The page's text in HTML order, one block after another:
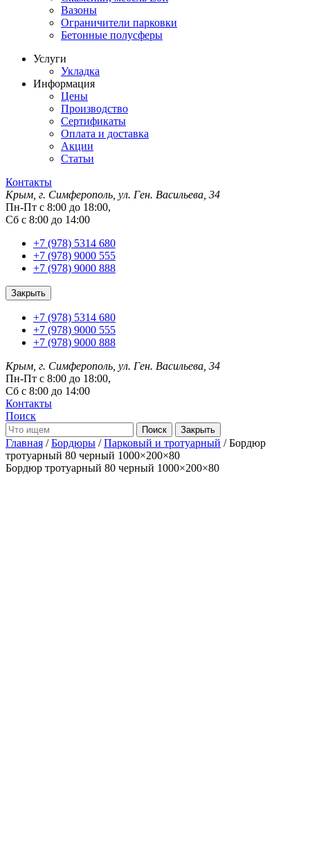
Вазоны
Ограничители парковки
Бетонные полусферы
Услуги
Укладка
Информация
Цены
Производство
Сертификаты
Оплата и доставка
Акции
Статьи
Контакты
Крым, г. Симферополь, ул. Ген. Васильева, 34
Пн-Пт с 8:00 до 18:00,
Сб с 8:00 до 14:00
+7 (978) 5314 680
+7 (978) 9000 555
+7 (978) 9000 888
Закрыть
+7 (978) 5314 680
+7 (978) 9000 555
+7 (978) 9000 888
Крым, г. Симферополь, ул. Ген. Васильева, 34
Пн-Пт с 8:00 до 18:00,
Сб с 8:00 до 14:00
Контакты
Поиск
Закрыть
Главная /Бордюры /Парковый и тротуарный / Бордюр
тротуарный 80 черный 1000×200×80
Бордюр тротуарный 80 черный 1000×200×80